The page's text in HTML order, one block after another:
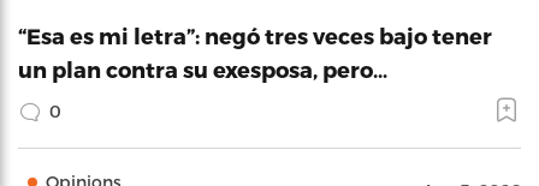
“Esa es mi letra”: negó tres veces bajo tener
un plan contra su exesposa, pero…
0
Opinions